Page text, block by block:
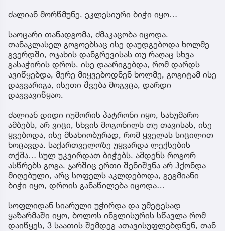
ძალიან მორწმუნე, ეკლესიური ბიჭი იყო…
საოცარი თანადგომა, ძმაკაცობა იცოდა.
თანაკლასელ გოგოებსაც ისე დაუდგებოდა ხოლმე
გვერდში, ოჯახის დანგრევისას თუ რაღაც სხვა
გასაჭირის დროს, ისე დაარიგებდა, რომ დარდს
ავიწყებდა, მერე მიყვებოდნენ ხოლმე, გოგიტამ ისე
დაგვარიგა, ისეთი შვება მოგვცა, დარდი
დაგვავიწყაო.
ძალიან დიდი იუმორის პატრონი იყო, სახუმარო
ამბებს, არ ვიცი, სხვის მოგონილს თუ თავისას, ისე
ყვებოდა, ისე მსახიობურად, რომ ყველას სიცილით
ხოცავდა. საქართველოზე უყვარდა ლექსების
თქმა… სულ უკვირდათ ბიჭებს, ამდენს როგორ
ასწრებს გოგა, ჯარშიც ერთი შენიშვნა არ ჰქონდა
მიღებული, არც სოფელს აკლდებოდა, გეგმიანი
ბიჭი იყო, დროის განაწილება იცოდა…
სოფლიდან სიარული უჭირდა და უმეტესად
ყაზარმაში იყო, ბოლოს ინგლისურის სწავლა რომ
დაიწყეს, 3 საათის შემდეგ ათავისუფლებდნენ, თან